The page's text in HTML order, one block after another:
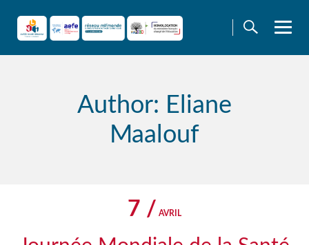
content
Author: Eliane
Maalouf
7 / AVRIL